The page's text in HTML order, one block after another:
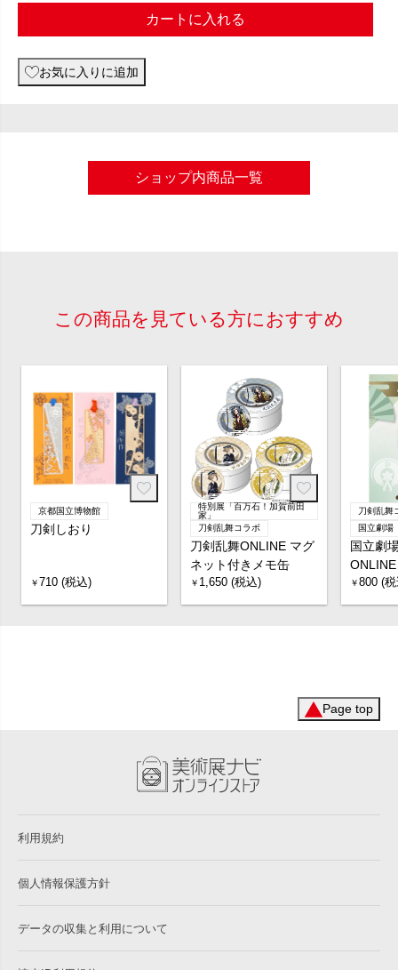
カートに入れる
お気に入りに追加
ショップ内商品一覧
この商品を見ている方におすすめ
京都国立博物館
刀剣しおり
￥710 (税込)
特別展「百万石！加賀前田
家」
刀剣乱舞コラボ
刀剣乱舞ONLINE マグ
ネット付きメモ缶
￥ 1,650 (税込)
刀剣乱舞
国立劇場
国立劇
￥800 (
Page top
利用規約
個人情報保護方針
データの収集と利用について